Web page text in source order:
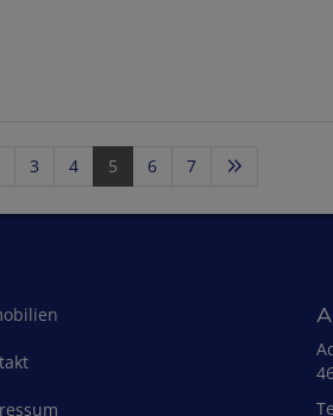
3 4 5 6 7